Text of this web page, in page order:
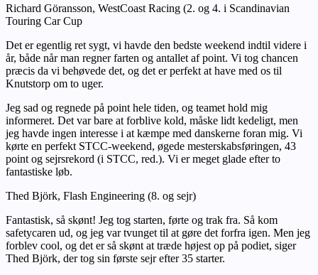
Richard Göransson, WestCoast Racing (2. og 4. i Scandinavian
Touring Car Cup
Det er egentlig ret sygt, vi havde den bedste weekend indtil videre i
år, både når man regner farten og antallet af point. Vi tog chancen
præcis da vi behøvede det, og det er perfekt at have med os til
Knutstorp om to uger.
Jeg sad og regnede på point hele tiden, og teamet hold mig
informeret. Det var bare at forblive kold, måske lidt kedeligt, men
jeg havde ingen interesse i at kæmpe med danskerne foran mig. Vi
kørte en perfekt STCC-weekend, øgede mesterskabsføringen, 43
point og sejrsrekord (i STCC, red.). Vi er meget glade efter to
fantastiske løb.
Thed Björk, Flash Engineering (8. og sejr)
Fantastisk, så skønt! Jeg tog starten, førte og trak fra. Så kom
safetycaren ud, og jeg var tvunget til at gøre det forfra igen. Men jeg
forblev cool, og det er så skønt at træde højest op på podiet, siger
Thed Björk, der tog sin første sejr efter 35 starter.